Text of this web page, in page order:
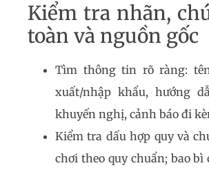
Kiểm tra nhãn,
toàn và nguồn gốc
Tìm thông tin rõ ràng:
xuất/nhập khẩu, hướng
khuyến nghị, cảnh báo đi
Kiểm tra dấu hợp quy và
chơi theo quy chuẩn; bao bì